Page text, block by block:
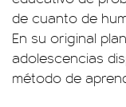
de cuanto de
En su original
adolescencias
método de